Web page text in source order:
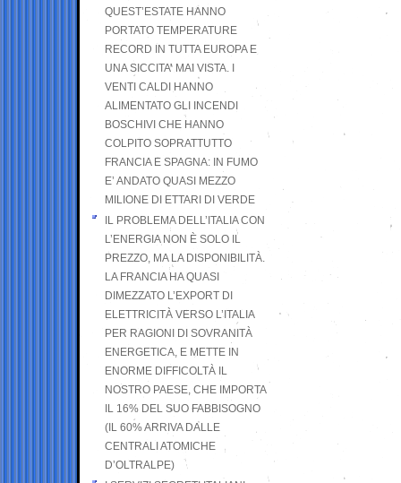
QUEST’ESTATE HANNO
PORTATO TEMPERATURE
RECORD IN TUTTA EUROPA E
UNA SICCITA’ MAI VISTA. I
VENTI CALDI HANNO
ALIMENTATO GLI INCENDI
BOSCHIVI CHE HANNO
COLPITO SOPRATTUTTO
FRANCIA E SPAGNA: IN FUMO
E’ ANDATO QUASI MEZZO
MILIONE DI ETTARI DI VERDE
IL PROBLEMA DELL’ITALIA CON
L’ENERGIA NON È SOLO IL
PREZZO, MA LA DISPONIBILITÀ.
LA FRANCIA HA QUASI
DIMEZZATO L’EXPORT DI
ELETTRICITÀ VERSO L’ITALIA
PER RAGIONI DI SOVRANITÀ
ENERGETICA, E METTE IN
ENORME DIFFICOLTÀ IL
NOSTRO PAESE, CHE IMPORTA
IL 16% DEL SUO FABBISOGNO
(IL 60% ARRIVA DALLE
CENTRALI ATOMICHE
D’OLTRALPE)